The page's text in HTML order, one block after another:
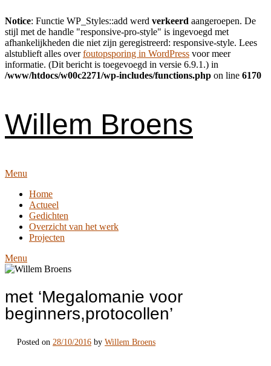
Notice: Functie WP_Styles::add werd verkeerd aangeroepen. De
stijl met de handle "responsive-pro-style" is ingevoegd met
afhankelijkheden die niet zijn geregistreerd: responsive-style. Lees
alstublieft alles overfoutopsporing in WordPress voor meer
informatie. (Dit bericht is toegevoegd in versie 6.9.1.) in
/www/htdocs/w00c2271/wp-includes/functions.php on line 6170
Willem Broens
Menu
Home
Actueel
Gedichten
Overzicht van het werk
Projecten
Menu
met ‘Megalomanie voor
beginners,protocollen’
Posted on 28/10/2016 by Willem Broens